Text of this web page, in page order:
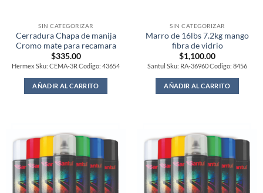
SIN CATEGORIZAR
Cerradura Chapa de manija
Cromo mate para recamara
$335.00
Hermex Sku: CEMA-3R Codigo: 43654
AÑADIR AL CARRITO
SIN CATEGORIZAR
Marro de 16lbs 7.2kg mango
fibra de vidrio
$1,100.00
Santul Sku: RA-36960 Codigo: 8456
AÑADIR AL CARRITO